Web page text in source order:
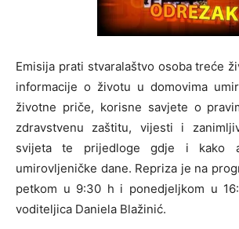
Emisija prati stvaralaštvo osoba treće
informacije o životu u domovima
životne priče, korisne savjete o
zdravstvenu zaštitu, vijesti i
svijeta te prijedloge gdje i kako
umirovljeničke dane. Repriza je na
petkom u 9:30 h i ponedjeljkom u
voditeljica Daniela Blažinić.